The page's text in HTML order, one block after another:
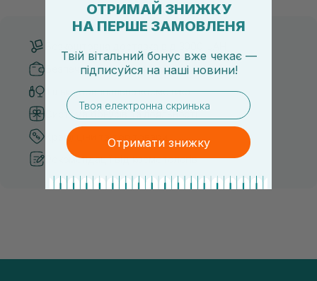
Безпечні способи оплати
Тільки оригінальна косметика
Система бонусів та лояльності
Кращі ціни та топ товари
Рекомендації від косметологів
ОТРИМАЙ ЗНИЖКУ
НА ПЕРШЕ ЗАМОВЛЕНЯ
Твій вітальний бонус вже чекає —
підписуйся на наші новини!
email
Отримати знижку